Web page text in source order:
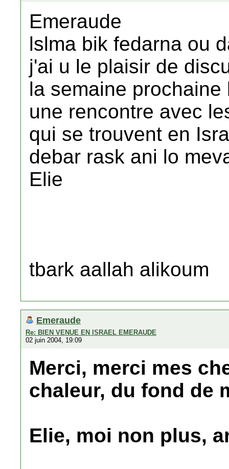
Emeraude
lslma bik fedarna ou
j'ai u le plaisir de
la semaine prochaine
une rencontre avec
qui se trouvent en
debar rask ani lo
Elie
tbark aallah alikoum
Emeraude
Re: BIEN VENUE EN ISRAEL EMERAUDE
02 juin 2004, 19:09
Merci, merci mes
chaleur, du fond de
Elie, moi non plus,